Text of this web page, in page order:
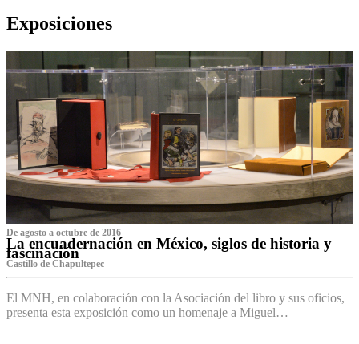
Exposiciones
De agosto a octubre de 2016
La encuadernación en México, siglos de historia y
fascinación
Castillo de Chapultepec
El MNH, en colaboración con la Asociación del libro y sus oficios,
presenta esta exposición como un homenaje a Miguel…